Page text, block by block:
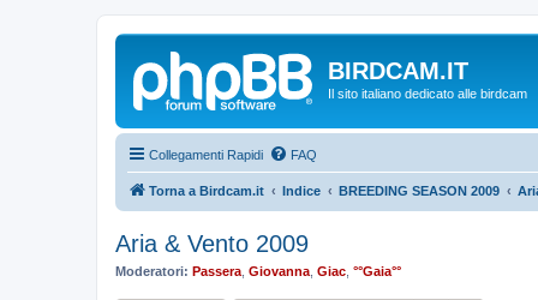
BIRDCAM.IT
Il sito italiano dedicato alle birdcam
Collegamenti Rapidi FAQ
Torna a Birdcam.it Indice BREEDING SEASON 2009
Aria & Vento 2009
Moderatori: Passera Giovanna Giac °°Gaia°°